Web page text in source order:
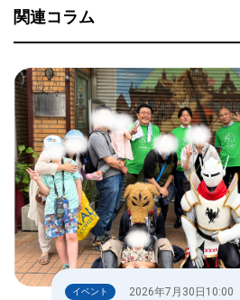
関連コラム
イベント 2026年7月30日10:00